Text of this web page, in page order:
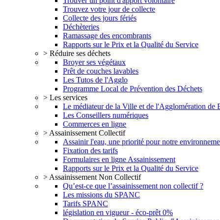
Trouvez votre jour de collecte
Collecte des jours fériés
Déchèteries
Ramassage des encombrants
Rapports sur le Prix et la Qualité du Service
> Réduire ses déchets
Broyer ses végétaux
Prêt de couches lavables
Les Tutos de l'Agglo
Programme Local de Prévention des Déchets
> Les services
Le médiateur de la Ville et de l'Agglomération de
Les Conseillers numériques
Commerces en ligne
> Assainissement Collectif
Assainir l'eau, une priorité pour notre
Fixation des tarifs
Formulaires en ligne Assainissement
Rapports sur le Prix et la Qualité du Service
> Assainissement Non Collectif
Qu’est-ce que l’assainissement non collectif ?
Les missions du SPANC
Tarifs SPANC
législation en vigueur - éco-prêt 0%